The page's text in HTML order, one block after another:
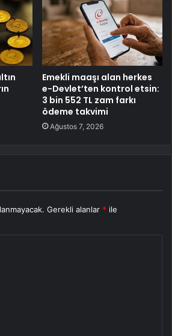
Emekli maaşı alan herkes
e-Devlet’ten kontrol etsin:
3 bin 552 TL zam farkı
ödeme takvimi
Ağustos 7, 2026
Gerekli alanlar * ile